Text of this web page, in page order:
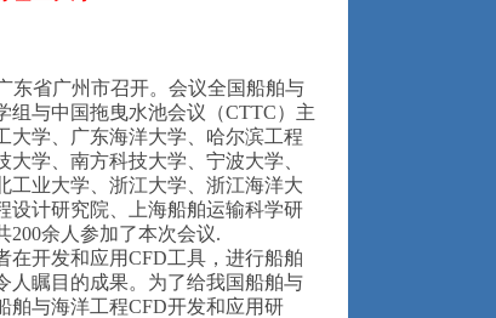
东省广州市召开。会议全国船舶与
组与中国拖曳水池会议（CTTC）主
大学、广东海洋大学、哈尔滨工程
学、南方科技大学、宁波大学、
工业大学、浙江大学、浙江海洋大
设计研究院、上海船舶运输科学研
200余人参加了本次会议.
在开发和应用CFD工具，进行船舶
人瞩目的成果。为了给我国船舶与
舶与海洋工程CFD开发和应用研